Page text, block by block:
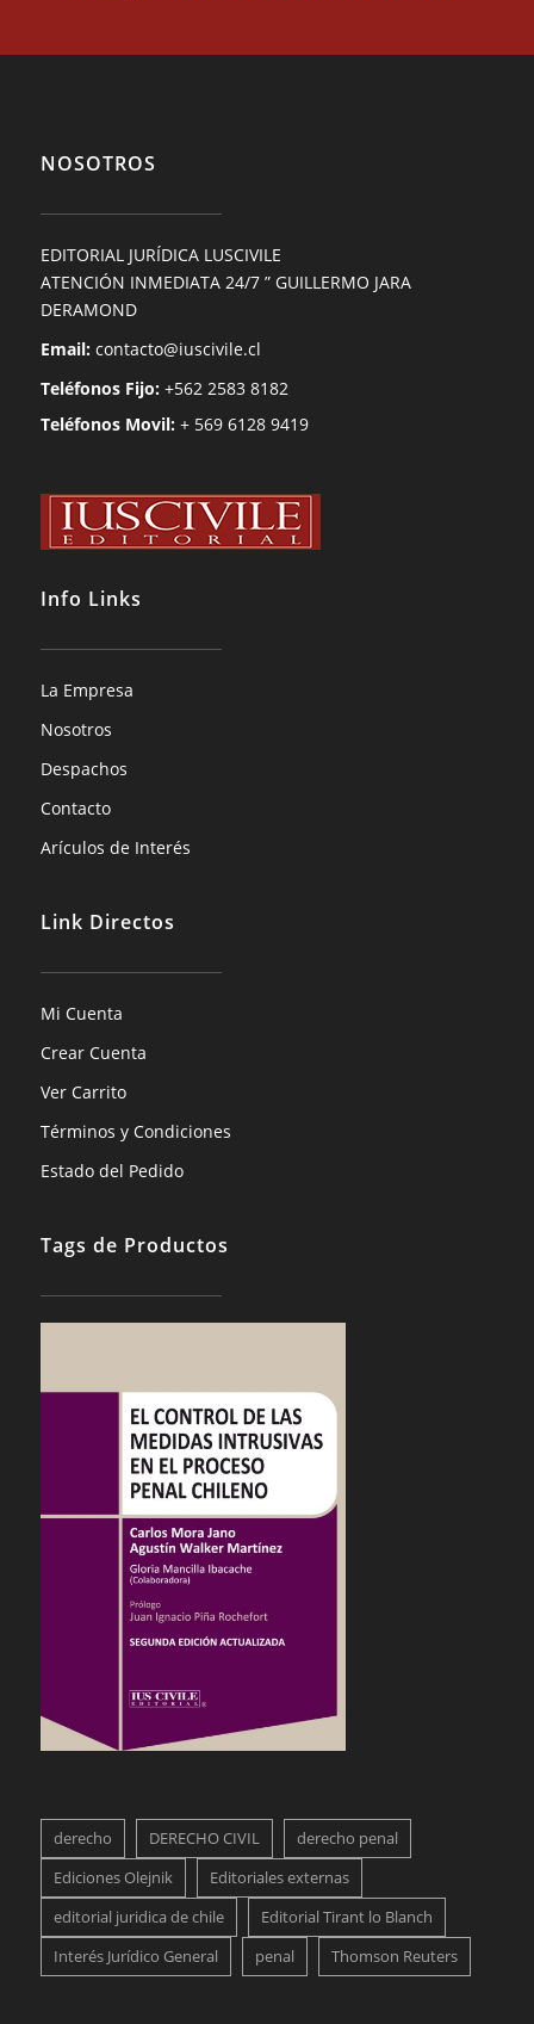
NOSOTROS
EDITORIAL JURÍDICA LUSCIVILE
ATENCIÓN INMEDIATA 24/7 ” GUILLERMO JARA
DERAMOND
Email:contacto@iuscivile.cl
Teléfonos Fijo:+562 2583 8182
Teléfonos Movil:+ 569 6128 9419
Info Links
La Empresa
Nosotros
Despachos
Contacto
Arículos de Interés
Link Directos
Mi Cuenta
Crear Cuenta
Ver Carrito
Términos y Condiciones
Estado del Pedido
Tags de Productos
derecho DERECHO CIVIL
derecho penal
Ediciones Olejnik
Editoriales externas
editorial juridica de chile
Editorial Tirant lo Blanch
Interés Jurídico General
penal Thomson Reuters